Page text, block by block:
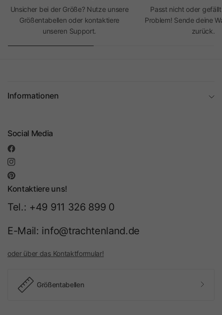
Unsicher bei der Größe? Nutze unsere
Größentabellen oder kontaktiere
unseren Support.
Passt nicht oder
Problem! Sende deine
zurück.
Informationen
Social Media
Kontaktiere uns!
Tel.: +49 911 326 899 0
E-Mail: info@trachtenland.de
oder über das Kontaktformular!
Größentabellen